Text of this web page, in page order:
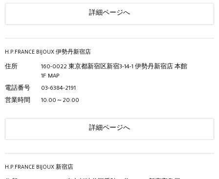
詳細ページへ
H.P.FRANCE BIJOUX 伊勢丹新宿店
住所
160-0022 東京都新宿区新宿3-14-1 伊勢丹新宿店 本館
1F MAP
電話番号
03-6384-2191
営業時間
10:00～20:00
詳細ページへ
H.P.FRANCE BIJOUX 新宿店